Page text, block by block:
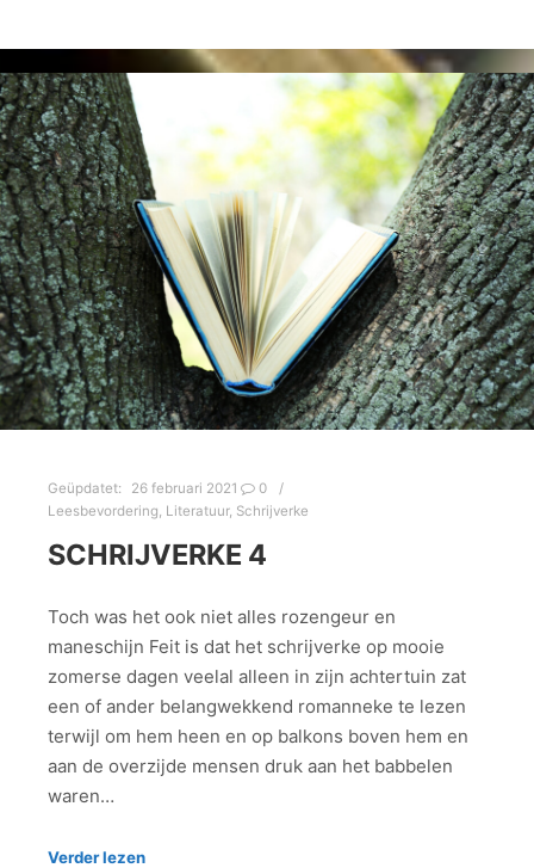
Geüpdatet: 26 februari 2021
0
Leesbevordering Literatuur, Schrijverke
SCHRIJVERKE 4
Toch was het ook niet alles rozengeur en
maneschijn Feit is dat het schrijverke op mooie
zomerse dagen veelal alleen in zijn achtertuin zat
een of ander belangwekkend romanneke te lezen
terwijl om hem heen en op balkons boven hem en
aan de overzijde mensen druk aan het babbelen
waren…
Verder lezen